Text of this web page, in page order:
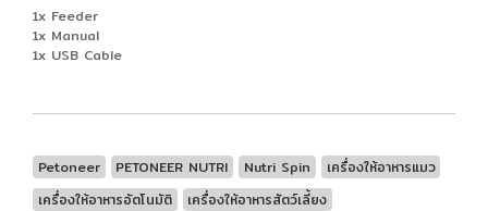
1x Feeder
1x Manual
1x USB Cable
Petoneer PETONEER NUTRI Nutri Spin
เครื่องให้อาหารแมว
เครื่องให้อาหารอัตโนมัติ
เครื่องให้อาหารสัตว์เลี้ยง